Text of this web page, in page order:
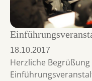
18.10.2017
Herzliche Begrüßung